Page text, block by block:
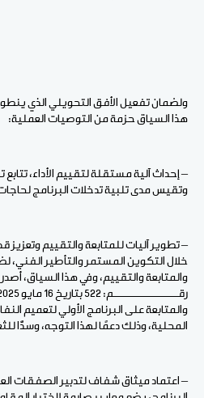
ولضمان تفعيل الأفق التحويلي الذي
هذا السياق حزمة من التوصيات العملية:
– إحداث آلية مستقلة لتقييم الأداء، تتابع
وتقيس مدى تلبية تدخلات البرنامج
– تطوير آليات للمتابعة والتقييم وتعزيز
خلال التكوين المستمر والتأطير
والمتابعة والتقييم، وفي هذا السياق، أصدر
والمتابعة على البرنامج الأولي لتعميم
المحلية، وذلك دعمًا لهذا التوجه، وسدًّا
– اعتماد ميثاق شفاف لتدبير الصفقات